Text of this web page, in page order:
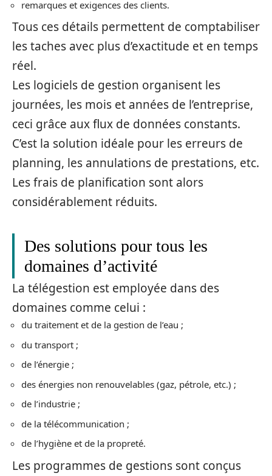
remarques et exigences des clients.
Tous ces détails permettent de comptabiliser
les taches avec plus d’exactitude et en temps
réel.
Les logiciels de gestion organisent les
journées, les mois et années de l’entreprise,
ceci grâce aux flux de données constants.
C’est la solution idéale pour les erreurs de
planning, les annulations de prestations, etc.
Les frais de planification sont alors
considérablement réduits.
Des solutions pour tous les
domaines d’activité
La télégestion est employée dans des
domaines comme celui :
du traitement et de la gestion de l’eau ;
du transport ;
de l’énergie ;
des énergies non renouvelables (gaz, pétrole, etc.) ;
de l’industrie ;
de la télécommunication ;
de l’hygiène et de la propreté.
Les programmes de gestions sont conçus